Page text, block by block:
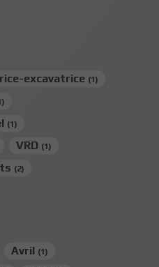
excavatrice (1)
(1)
VRD (1)
(2)
Avril (1)